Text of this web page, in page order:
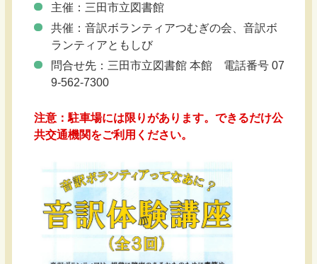
主催：三田市立図書館
共催：音訳ボランティアつむぎの会、音訳ボ
ランティアともしび
問合せ先：三田市立図書館 本館 電話番号 07
9-562-7300
注意：駐車場には限りがあります。できるだけ公
共交通機関をご利用ください。